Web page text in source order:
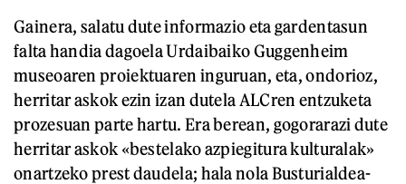
Gainera, salatu dute informazio eta gardentasun
falta handia dagoela Urdaibaiko Guggenheim
museoaren proiektuaren inguruan, eta, ondorioz,
herritar askok ezin izan dutela ALCren entzuketa
prozesuan parte hartu. Era berean, gogorarazi dute
herritar askok «bestelako azpiegitura kulturalak»
onartzeko prest daudela; hala nola Busturialdea-